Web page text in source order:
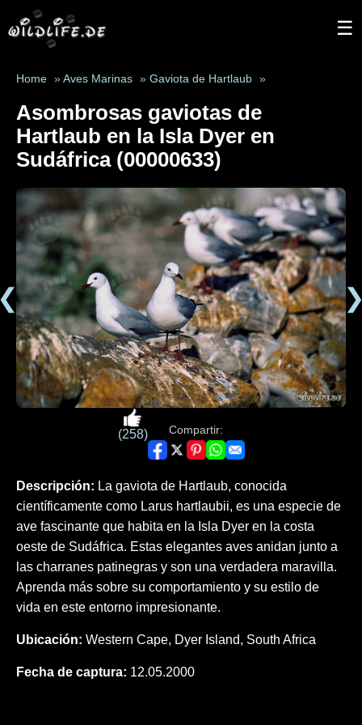
☰
Home » Aves Marinas » Gaviota de Hartlaub »
Asombrosas gaviotas de
Hartlaub en la Isla Dyer en
Sudáfrica (00000633)
(258) Compartir:
Descripción: La gaviota de Hartlaub, conocida
científicamente como Larus hartlaubii, es una especie de
ave fascinante que habita en la Isla Dyer en la costa
oeste de Sudáfrica. Estas elegantes aves anidan junto a
las charranes patinegras y son una verdadera maravilla.
Aprenda más sobre su comportamiento y su estilo de
vida en este entorno impresionante.
Ubicación: Western Cape, Dyer Island, South Africa
Fecha de captura: 12.05.2000